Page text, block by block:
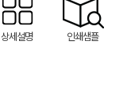
상세설명 인쇄샘플